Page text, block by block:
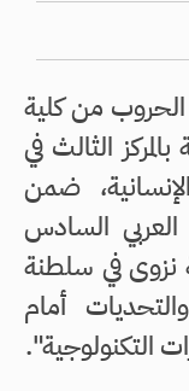
الحروب من كلية
الثالث في
ضمن
العربي السادس
نزوى في سلطنة
أمام
التكنولوجية".